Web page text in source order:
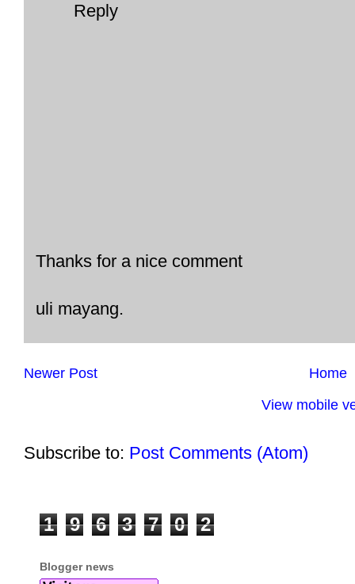
Reply
Thanks for a nice comment
uli mayang.
Newer Post
Home
View mobile
Subscribe to: Post Comments (Atom)
1 9 6 3 7 0 2
Blogger news